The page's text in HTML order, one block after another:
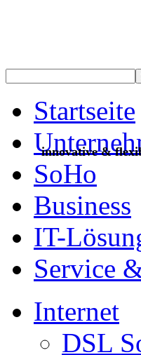
innovative &
Startseite
SoHo
Business
IT-
Service
Internet
DSL